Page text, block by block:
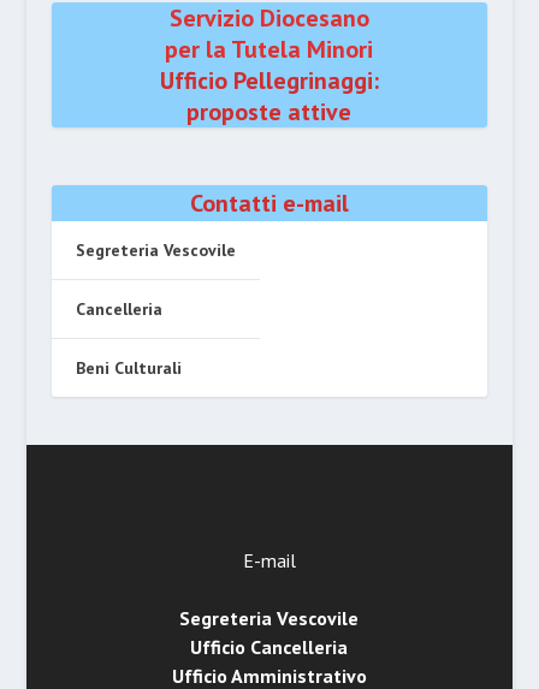
Servizio Diocesano
per la Tutela Minori
Ufficio Pellegrinaggi:
proposte attive
Contatti e-mail
Segreteria Vescovile
Cancelleria
Beni Culturali
E-mail
Segreteria Vescovile
Ufficio Cancelleria
Ufficio Amministrativo